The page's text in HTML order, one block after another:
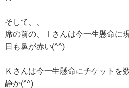
そして、、
席の前の、Ｉさんは今一生懸命
日も鼻が赤い(^^)
Ｋさんは今一生懸命にチケット
静か(^^)